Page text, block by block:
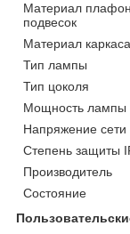
Материал
подвесок
Материал каркаса
Тип лампы
Тип цоколя
Мощность лампы
Напряжение сети
Степень защиты
Производитель
Состояние